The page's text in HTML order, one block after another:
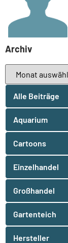
Archiv
Alle Beiträge
Aquarium
Cartoons
Einzelhandel
Großhandel
Gartenteich
Hersteller